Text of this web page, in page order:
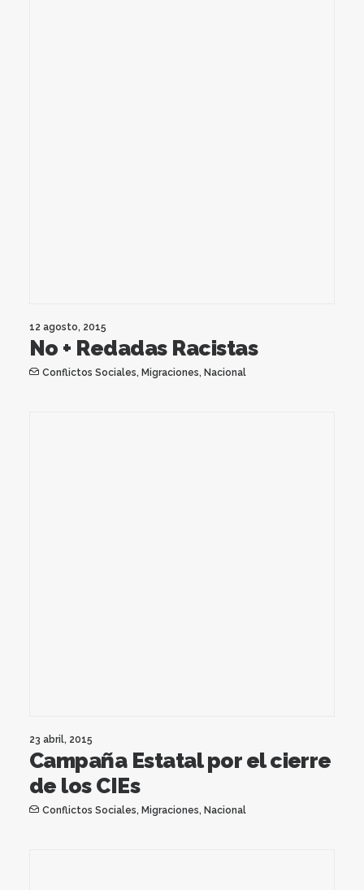
12 agosto, 2015
No + Redadas Racistas
Conflictos Sociales, Migraciones, Nacional
23 abril, 2015
Campaña Estatal por el cierre
de los CIEs
Conflictos Sociales, Migraciones, Nacional